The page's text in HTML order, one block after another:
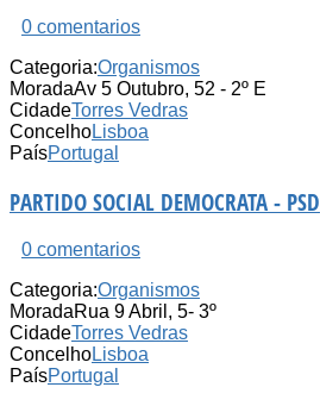
0 comentarios
Categoria:Organismos
MoradaAv 5 Outubro, 52 - 2º E
CidadeTorres Vedras
ConcelhoLisboa
PaísPortugal
PARTIDO SOCIAL DEMOCRATA - PSD
0 comentarios
Categoria:Organismos
MoradaRua 9 Abril, 5- 3º
CidadeTorres Vedras
ConcelhoLisboa
PaísPortugal